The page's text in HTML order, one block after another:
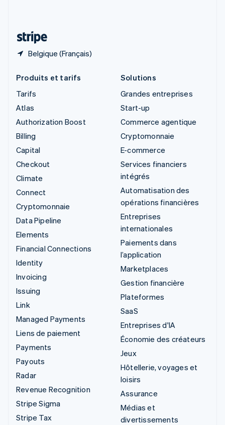
Belgique (Français)
Produits et tarifs
Tarifs
Atlas
Authorization Boost
Billing
Capital
Checkout
Climate
Connect
Cryptomonnaie
Data Pipeline
Elements
Financial Connections
Identity
Invoicing
Issuing
Link
Managed Payments
Liens de paiement
Payments
Payouts
Radar
Revenue Recognition
Stripe Sigma
Stripe Tax
Solutions
Grandes entreprises
Start-up
Commerce agentique
Cryptomonnaie
E-commerce
Services financiers
intégrés
Automatisation des
opérations financières
Entreprises
internationales
Paiements dans
l’application
Marketplaces
Gestion financière
Plateformes
SaaS
Entreprises d'IA
Économie des créateurs
Jeux
Hôtellerie, voyages et
loisirs
Assurance
Médias et
divertissements